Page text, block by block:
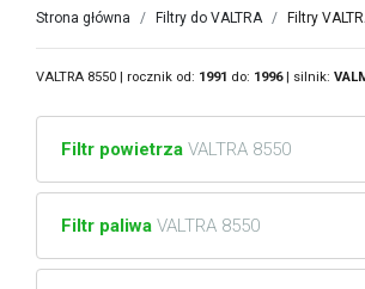
Strona główna Filtry do VALTRA Filtry
VALTRA 8550 | rocznik od: 1991 do: 1996| silnik:
Filtr powietrza VALTRA 8550
Filtr paliwa VALTRA 8550